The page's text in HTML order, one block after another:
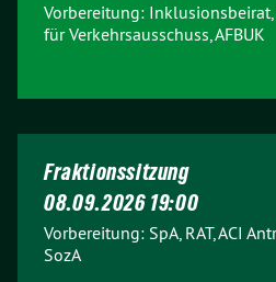
Vorbereitung: Inklusionsbeirat,
für Verkehrsausschuss, AFBUK
Fraktionssitzung
08.09.2026 19:00
Vorbereitung: SpA, RAT, ACI
SozA